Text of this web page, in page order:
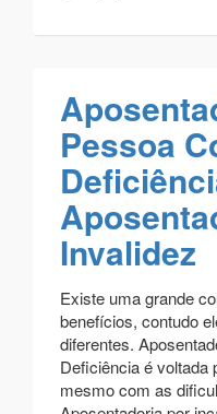
Pessoa
Invalidez
Existe uma grande
benefícios, contudo
diferentes.
Deficiência é voltada
mesmo com as